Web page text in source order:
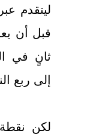
قبل أن
إلى ربع
لكن